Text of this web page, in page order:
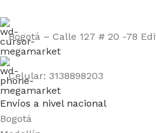
Bogotá – Calle 127 # 20 -78
Celular: 3138898203
Envíos a nivel nacional
Bogotá